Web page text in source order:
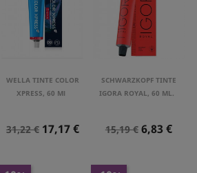
WELLA TINTE COLOR
XPRESS, 60 Ml
Precio
31,22 € Precio
17,17 €
SCHWARZKOPF TINTE
IGORA ROYAL, 60 ML.
Precio
15,19 € Precio
6,83 €